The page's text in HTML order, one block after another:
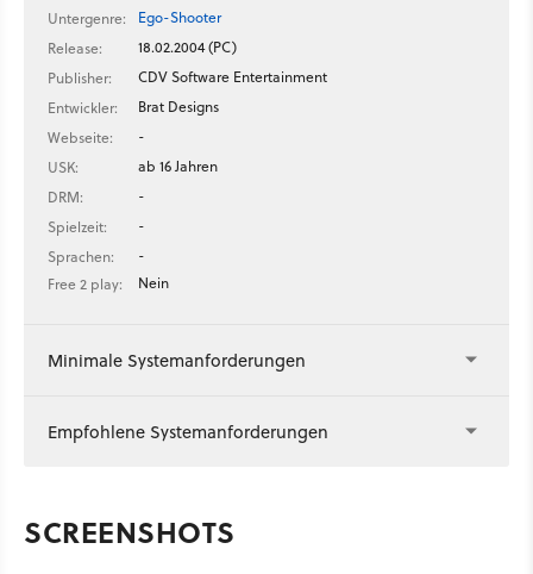
Untergenre:
Ego-Shooter
Release:
18.02.2004 (PC)
Publisher:
CDV Software Entertainment
Entwickler:
Brat Designs
Webseite:
-
USK:
ab 16 Jahren
DRM:
-
Spielzeit:
-
Sprachen:
-
Free 2 play:
Nein
Minimale Systemanforderungen
Empfohlene Systemanforderungen
SCREENSHOTS